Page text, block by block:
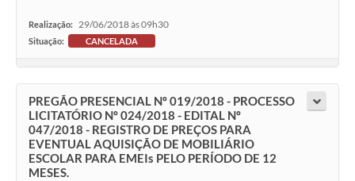
Realização: 29/06/2018 às 09h30
Situação: CANCELADA
PREGÃO PRESENCIAL Nº 019/2018 - PROCESSO
LICITATÓRIO Nº 024/2018 - EDITAL Nº
047/2018 - REGISTRO DE PREÇOS PARA
EVENTUAL AQUISIÇÃO DE MOBILIÁRIO
ESCOLAR PARA EMEIs PELO PERÍODO DE 12
MESES.